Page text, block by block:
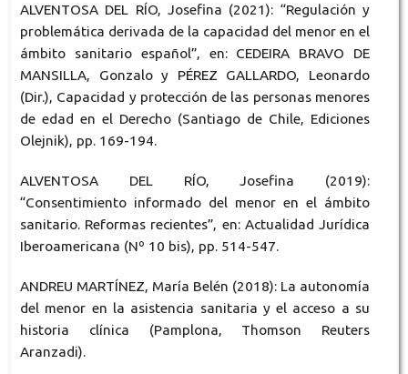
ALVENTOSA DEL RÍO, Josefina (2021): “Regulación y
problemática derivada de la capacidad del menor en el
ámbito sanitario español”, en: CEDEIRA BRAVO DE
MANSILLA, Gonzalo y PÉREZ GALLARDO, Leonardo
(Dir.), Capacidad y protección de las personas menores
de edad en el Derecho (Santiago de Chile, Ediciones
Olejnik), pp. 169-194.
ALVENTOSA DEL RÍO, Josefina (2019):
“Consentimiento informado del menor en el ámbito
sanitario. Reformas recientes”, en: Actualidad Jurídica
Iberoamericana (Nº 10 bis), pp. 514-547.
ANDREU MARTÍNEZ, María Belén (2018): La autonomía
del menor en la asistencia sanitaria y el acceso a su
historia clínica (Pamplona, Thomson Reuters
Aranzadi).